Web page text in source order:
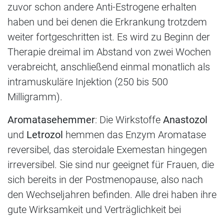
zuvor schon andere Anti-Estrogene erhalten
haben und bei denen die Erkrankung trotzdem
weiter fortgeschritten ist. Es wird zu Beginn der
Therapie dreimal im Abstand von zwei Wochen
verabreicht, anschließend einmal monatlich als
intramuskuläre Injektion (250 bis 500
Milligramm).
Aromatasehemmer: Die Wirkstoffe Anastozol
und Letrozol hemmen das Enzym Aromatase
reversibel, das steroidale Exemestan hingegen
irreversibel. Sie sind nur geeignet für Frauen, die
sich bereits in der Postmenopause, also nach
den Wechseljahren befinden. Alle drei haben ihre
gute Wirksamkeit und Verträglichkeit bei